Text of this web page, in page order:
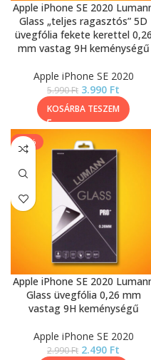
Apple iPhone SE 2020
Glass „teljes ragasztós” 5D
üvegfólia fekete kerettel 0,26
mm vastag 9H keménységű
Apple iPhone SE 2020
5.990Ft 3.990 Ft
KOSÁRBA TESZEM
-17%
Apple iPhone SE 2020
Glass üvegfólia 0,26 mm
vastag 9H keménységű
Apple iPhone SE 2020
2.990Ft 2.490 Ft